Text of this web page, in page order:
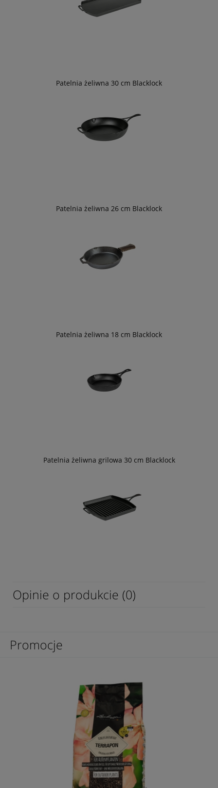
Patelnia żeliwna 30 cm Blacklock
Patelnia żeliwna 26 cm Blacklock
Patelnia żeliwna 18 cm Blacklock
Patelnia żeliwna grilowa 30 cm Blacklock
Opinie o produkcie (0)
Promocje